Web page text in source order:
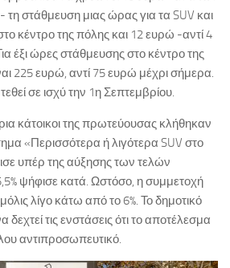
στάθμευση μιας ώρας για τα SUV και
κέντρο της πόλης και 12 ευρώ -αντί 4
έξι ώρες στάθμευσης στο κέντρο της
225 ευρώ, αντί 75 ευρώ μέχρι σήμερα.
σε ισχύ την 1η Σεπτεμβρίου.
κάτοικοι της πρωτεύουσας κλήθηκαν
«Περισσότερα ή λιγότερα SUV στο
υπέρ της αύξησης των τελών
ψήφισε κατά. Ωστόσο, η συμμετοχή
λίγο κάτω από το 6%. Το δημοτικό
τις ενστάσεις ότι το αποτέλεσμα
αντιπροσωπευτικό.